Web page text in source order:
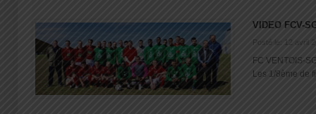
VIDEO FCV-
Posté le: 12 avril
FC VENTOIS-
Les 1/8ème de